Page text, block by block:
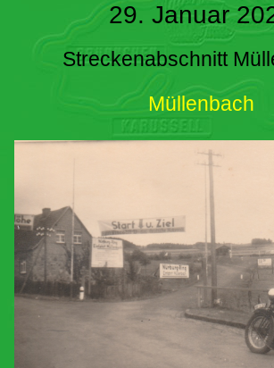
29. Januar
Streckenabschnitt
Müllenbach